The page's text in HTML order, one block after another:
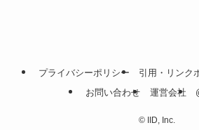
プライバシーポリシー 引用・リンク
お問い合わせ
運営会社
© IID, Inc.